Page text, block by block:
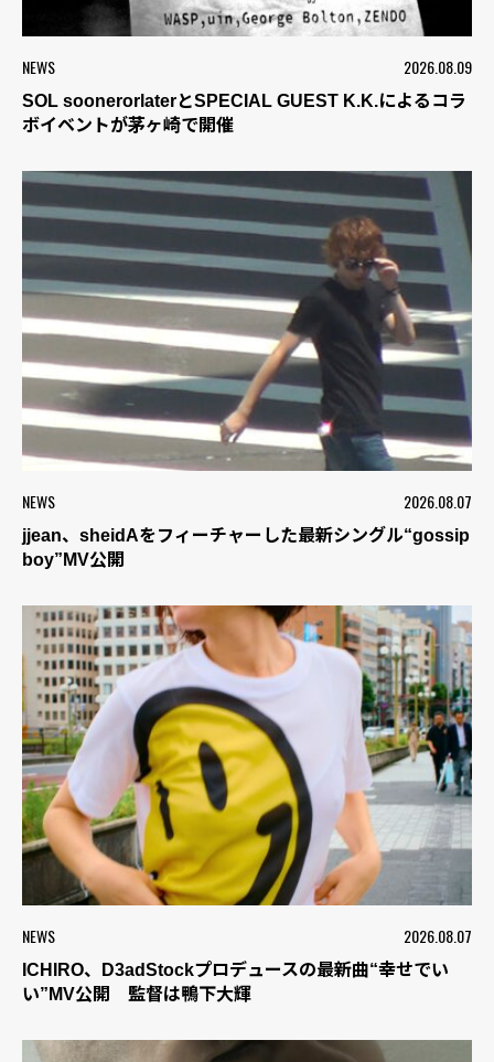
NEWS 2026.08.09
SOL soonerorlaterとSPECIAL GUEST K.K.によるコラ
ボイベントが茅ヶ崎で開催
NEWS 2026.08.07
jjean、sheidAをフィーチャーした最新シングル“gossip
boy”MV公開
NEWS 2026.08.07
ICHIRO、D3adStockプロデュースの最新曲“幸せでい
い”MV公開 監督は鴨下大輝